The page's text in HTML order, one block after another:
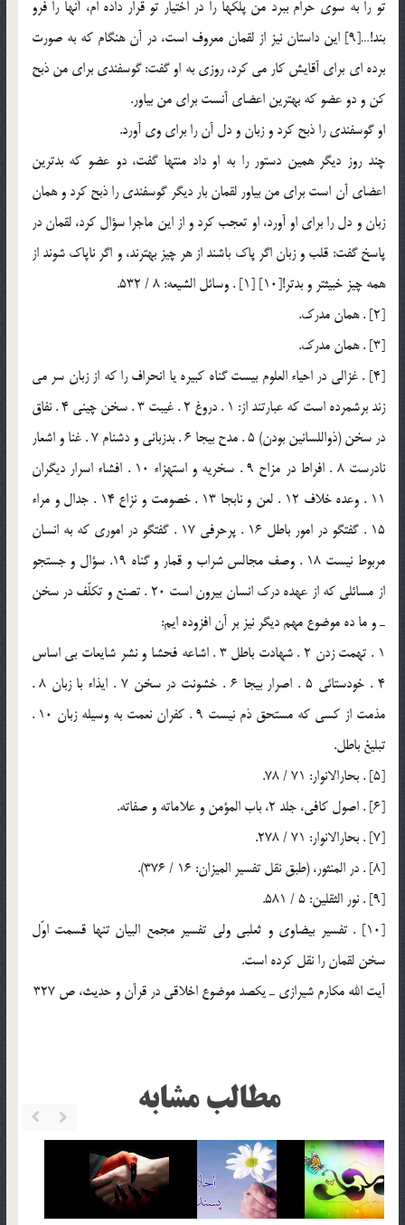
تو را به سوي حرام ببرد من پلكها را در اختيار تو قرار داده ام، آنها را فرو
بند!…[9] اين داستان نيز از لقمان معروف است،‌ در آن هنگام كه به صورت
برده اي براي آقايش كار مي كرد، روزي به او گفت: گوسفندي براي من ذبح
كن و دو عضو كه بهترين اعضاي آنست براي من بياور.
او گوسفندي را ذبح كرد و زبان و دل آن را براي وي آورد.
چند روز ديگر همين دستور را به او داد منتها گفت، دو عضو كه بدترين
اعضاي آن است براي من بياور لقمان بار ديگر گوسفندي را ذبح كرد و همان
زبان و دل را براي او آورد، او تعجب كرد و از اين ماجرا سؤال كرد، لقمان در
پاسخ گفت: قلب و زبان اگر پاك باشند از هر چيز بهترند، و اگر ناپاك شوند از
همه چيز خبيثتر و بدتر![10] [1] . وسائل الشيعه: 8 / 532.
[2] . همان مدرك.
[3] . همان مدرك.
[4] . غزالي در احياء العلوم بيست گناه كبيره يا انحراف را كه از زبان سر مي
زند برشمرده است كه عبارتند از: 1 . دروغ 2 . غيبت 3 . سخن چيني 4 . نفاق
در سخن (ذواللسانين بودن) 5 . مدح بيجا 6 . بدزباني و دشنام 7 . غنا و اشعار
نادرست 8 . افراط در مزاح 9 . سخريه و استهزاء 10 . افشاء اسرار ديگران
11 . وعده خلاف 12 . لعن و نابجا 13 . خصومت و نزاع 14 . جدال و مراء
15 . گفتگو در امور باطل 16 . پرحرفي 17 . گفتگو در اموري كه به انسان
مربوط نيست 18 . وصف مجالس شراب و قمار و گناه 19. سؤال و جستجو
از مسائلي كه از عهده درك انسان بيرون است 20 . تصنع و تكلّف در سخن
ـ و ما ده موضوع مهم ديگر نيز بر آن افزوده ايم:
1 . تهمت زدن 2 . شهادت باطل 3 . اشاعه فحشا و نشر شايعات بي اساس
4 . خودستائي 5 . اصرار بيجا 6 . خشونت در سخن 7 . ايذاء با زبان 8 .
مذمت از كسي كه مستحق ذم نيست 9 . كفران نعمت به وسيله زبان 10 .
تبليغ باطل.
[5] . بحارالانوار: 71 / 78.
[6] . اصول كافي، جلد 2، باب المؤمن و علاماته و صفاته.
[7] . بحارالانوار: 71 / 278.
[8] . در المنثور، (طبق نقل تفسير الميزان: 16 / 376).
[9] . نور الثقلين: 5 / 581.
[10] . تفسير بيضاوي و ثعلبي ولي تفسير مجمع البيان تنها قسمت اوّل
سخن لقمان را نقل كرده است.
آيت الله مكارم شيرازي ـ يكصد موضوع اخلاقي در قرآن و حديث، ص 327
مطالب مشابه